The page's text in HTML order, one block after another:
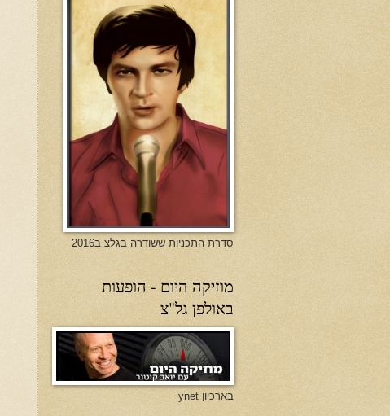
סדרת התכניות ששודרה בגלצ ב2016
מוזיקה היום - הופעות
באולפן גל"צ
בארכיון ynet